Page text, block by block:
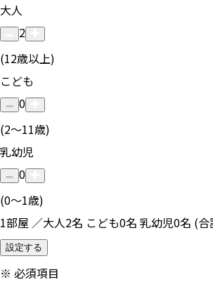
大人
2
(12歳以上)
こども
0
(2〜11歳)
乳幼児
0
(0〜1歳)
1部屋 ／大人2名 こども0名 乳幼児0名 (合
設定する
※ 必須項目